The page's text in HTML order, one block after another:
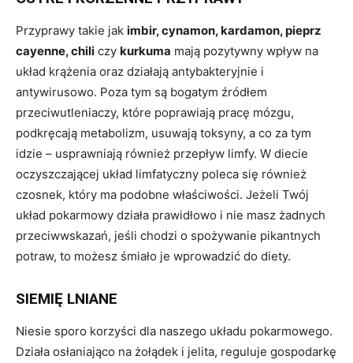
Przyprawy takie jak imbir, cynamon, kardamon, pieprz
cayenne, chili czy kurkuma mają pozytywny wpływ na
układ krążenia oraz działają antybakteryjnie i
antywirusowo. Poza tym są bogatym źródłem
przeciwutleniaczy, które poprawiają pracę mózgu,
podkręcają metabolizm, usuwają toksyny, a co za tym
idzie – usprawniają również przepływ limfy. W diecie
oczyszczającej układ limfatyczny poleca się również
czosnek, który ma podobne właściwości. Jeżeli Twój
układ pokarmowy działa prawidłowo i nie masz żadnych
przeciwwskazań, jeśli chodzi o spożywanie pikantnych
potraw, to możesz śmiało je wprowadzić do diety.
SIEMIĘ LNIANE
Niesie sporo korzyści dla naszego układu pokarmowego.
Działa osłaniająco na żołądek i jelita, reguluje gospodarkę